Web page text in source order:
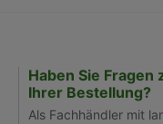
Haben Sie
Ihrer Bestellung?
Als Fachhändler mit